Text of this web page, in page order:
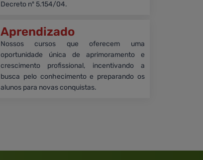
Decreto nº 5.154/04.
Aprendizado
Nossos cursos que oferecem uma
oportunidade única de aprimoramento e
crescimento profissional, incentivando a
busca pelo conhecimento e preparando os
alunos para novas conquistas.